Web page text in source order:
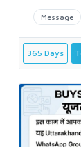
Message
365 Days